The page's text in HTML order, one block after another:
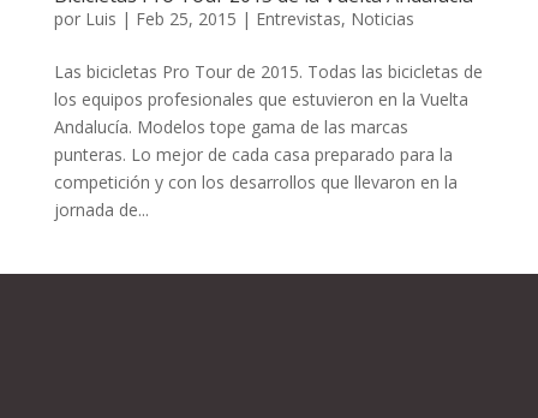
por Luis | Feb 25, 2015 | Entrevistas, Noticias
Las bicicletas Pro Tour de 2015. Todas las bicicletas de
los equipos profesionales que estuvieron en la Vuelta
Andalucía. Modelos tope gama de las marcas
punteras. Lo mejor de cada casa preparado para la
competición y con los desarrollos que llevaron en la
jornada de...